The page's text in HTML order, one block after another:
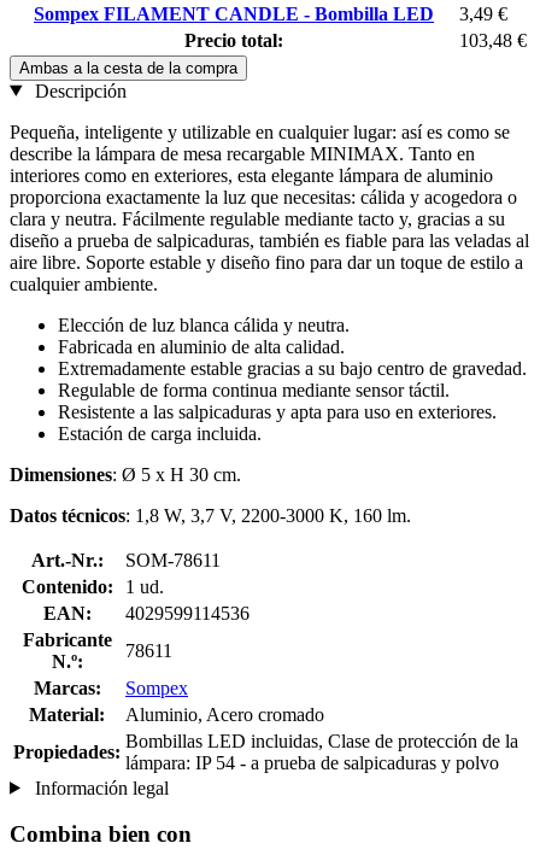
Sompex FILAMENT CANDLE - Bombilla LED
3,49 €
Precio total:
103,48 €
Ambas a la cesta de la compra
Descripción
Pequeña, inteligente y utilizable en cualquier lugar: así es como se
describe la lámpara de mesa recargable MINIMAX. Tanto en
interiores como en exteriores, esta elegante lámpara de aluminio
proporciona exactamente la luz que necesitas: cálida y acogedora o
clara y neutra. Fácilmente regulable mediante tacto y, gracias a su
diseño a prueba de salpicaduras, también es fiable para las veladas al
aire libre. Soporte estable y diseño fino para dar un toque de estilo a
cualquier ambiente.
Elección de luz blanca cálida y neutra.
Fabricada en aluminio de alta calidad.
Extremadamente estable gracias a su bajo centro de gravedad.
Regulable de forma continua mediante sensor táctil.
Resistente a las salpicaduras y apta para uso en exteriores.
Estación de carga incluida.
Dimensiones: Ø 5 x H 30 cm.
Datos técnicos: 1,8 W, 3,7 V, 2200-3000 K, 160 lm.
Art.-Nr.:
SOM-78611
Contenido:
1 ud.
EAN:
4029599114536
Fabricante
N.º:
78611
Marcas:
Sompex
Material:
Aluminio, Acero cromado
Propiedades:
Bombillas LED incluidas, Clase de protección de la
lámpara: IP 54 - a prueba de salpicaduras y polvo
Información legal
Combina bien con